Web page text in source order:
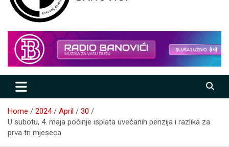
Centar za kulturu i informisanje
Banovići
Home 2024 April
30
U subotu, 4. maja počinje isplata uvećanih penzija i razlika za
prva tri mjeseca